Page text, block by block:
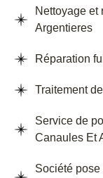
Nettoyage et
Argentieres
Réparation
Traitement
Service de
Canaules Et
Société